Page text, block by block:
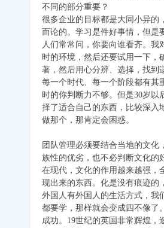
不同的部分重要？
很多企业的目标都是大同小异的
而论的。学习是件好事情，但是
人们常常问，你要向谁看齐。
时的环境，然后还要试用一下，
著，然后用心分辨、选择，找到
每一个时代、每一个阶段都有其
时的你判断力不够。但是30岁
择了适合自己的东西，比较深入
做那个，那肯定会困惑。
团队管理必须要结合当地的文
族性的优劣，也不必判断文化的
在现代，文化的作用越来越强，
现出来的东西。化是没有痕迹的
外国人有外国人的生活方式，我
都要学，那样就会变成四不像了
成功。19世纪的英国非常辉煌